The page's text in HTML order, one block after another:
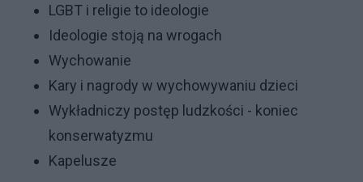
LGBT i religie to ideologie
Ideologie stoją na wrogach
Wychowanie
Kary i nagrody w wychowywaniu dzieci
Wykładniczy postęp ludzkości - koniec
konserwatyzmu
Kapelusze